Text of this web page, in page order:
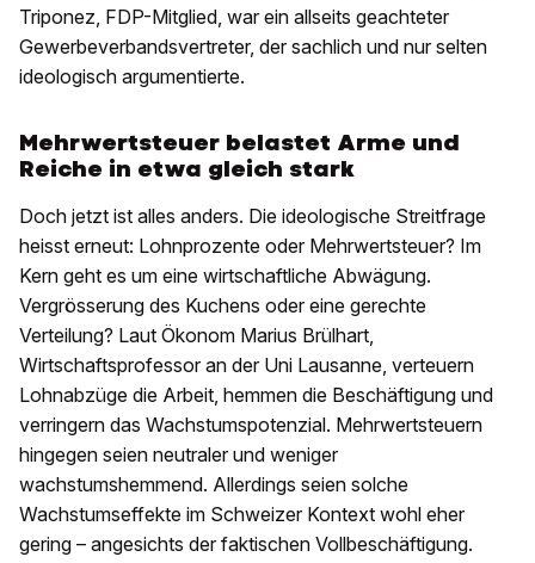
Triponez, FDP-Mitglied, war ein allseits geachteter
Gewerbeverbandsvertreter, der sachlich und nur selten
ideologisch argumentierte.
Mehrwertsteuer belastet Arme und
Reiche in etwa gleich stark
Doch jetzt ist alles anders. Die ideologische Streitfrage
heisst erneut: Lohnprozente oder Mehrwertsteuer? Im
Kern geht es um eine wirtschaftliche Abwägung.
Vergrösserung des Kuchens oder eine gerechte
Verteilung? Laut Ökonom Marius Brülhart,
Wirtschaftsprofessor an der Uni Lausanne, verteuern
Lohnabzüge die Arbeit, hemmen die Beschäftigung und
verringern das Wachstumspotenzial. Mehrwertsteuern
hingegen seien neutraler und weniger
wachstumshemmend. Allerdings seien solche
Wachstumseffekte im Schweizer Kontext wohl eher
gering – angesichts der faktischen Vollbeschäftigung.